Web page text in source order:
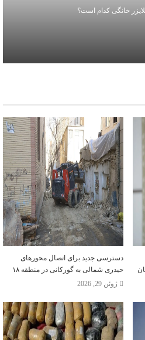
خانگی کدام است؟
دسترسی جدید برای اتصال محور‌های
حیدری شمالی به گورکانی در منطقه ۱۸
ژوئن 29, 2026